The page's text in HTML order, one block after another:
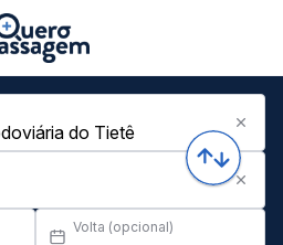
Volta (opcional)